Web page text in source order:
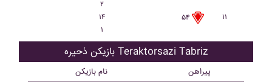
۲
۱۴
۵۴
۱۱
۱
بازیکن ذحیره Teraktorsazi Tabriz
نام بازیکن پیراهن